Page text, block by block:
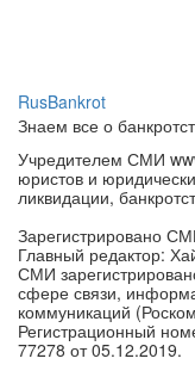
Знаем все о
Учредителем СМИ
юристов и
ликвидации,
Зарегистрировано
Главный редактор:
СМИ
сфере связи,
коммуникаций
Регистрационный
77278 от 05.12.2019.